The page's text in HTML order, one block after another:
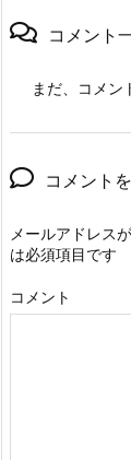
コメント
まだ、コメン
コメント
メールアドレス
は必須項目です
コメント